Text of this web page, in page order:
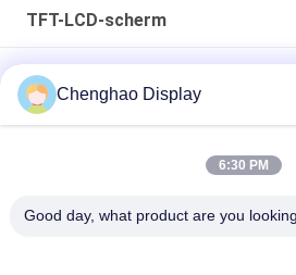
TFT-LCD-scherm
Lcd Factory 3,5 inch Custom Small Tft
capacitieve touch
1920*480 Hoge resolutie LCD-scherm
Chenghao Display
6:30 PM
Good day, what product are you